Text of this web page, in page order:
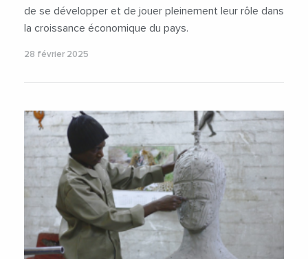
de se développer et de jouer pleinement leur rôle dans
la croissance économique du pays.
28 février 2025